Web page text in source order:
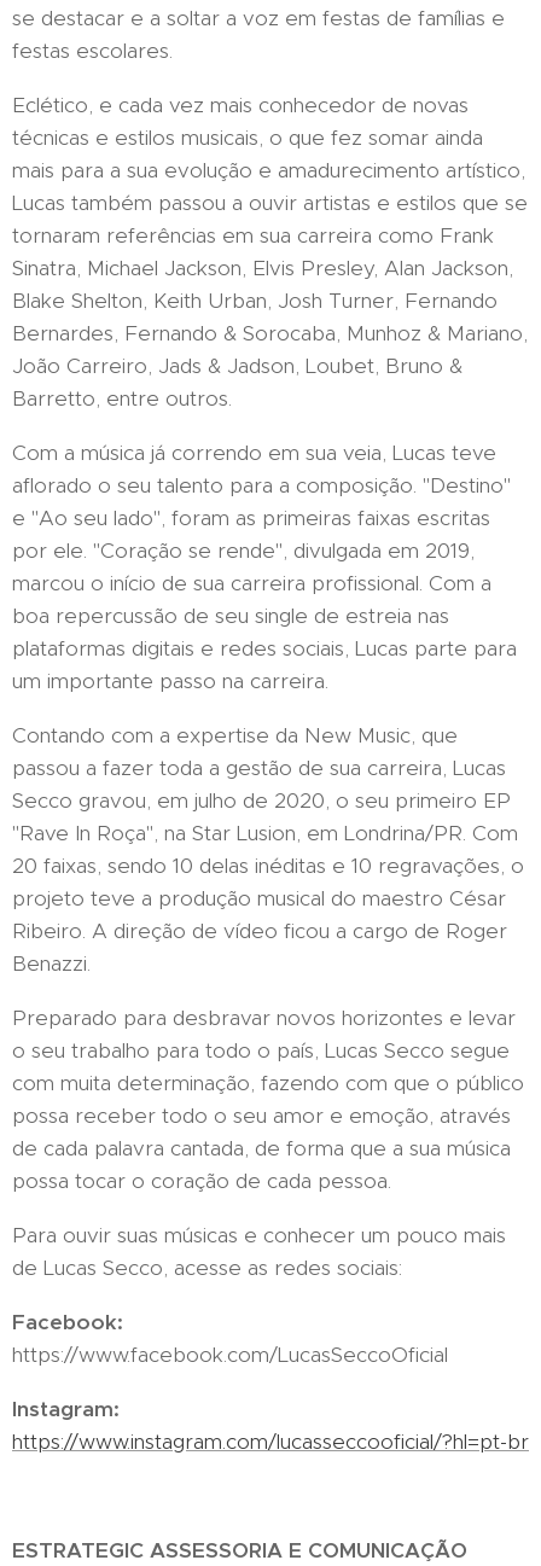
se destacar e a soltar a voz em festas de famílias e
festas escolares.
Eclético, e cada vez mais conhecedor de novas
técnicas e estilos musicais, o que fez somar ainda
mais para a sua evolução e amadurecimento artístico,
Lucas também passou a ouvir artistas e estilos que se
tornaram referências em sua carreira como Frank
Sinatra, Michael Jackson, Elvis Presley, Alan Jackson,
Blake Shelton, Keith Urban, Josh Turner, Fernando
Bernardes, Fernando & Sorocaba, Munhoz & Mariano,
João Carreiro, Jads & Jadson, Loubet, Bruno &
Barretto, entre outros.
Com a música já correndo em sua veia, Lucas teve
aflorado o seu talento para a composição. "Destino"
e "Ao seu lado", foram as primeiras faixas escritas
por ele. "Coração se rende", divulgada em 2019,
marcou o início de sua carreira profissional. Com a
boa repercussão de seu single de estreia nas
plataformas digitais e redes sociais, Lucas parte para
um importante passo na carreira.
Contando com a expertise da New Music, que
passou a fazer toda a gestão de sua carreira, Lucas
Secco gravou, em julho de 2020, o seu primeiro EP
"Rave In Roça", na Star Lusion, em Londrina/PR. Com
20 faixas, sendo 10 delas inéditas e 10 regravações, o
projeto teve a produção musical do maestro César
Ribeiro. A direção de vídeo ficou a cargo de Roger
Benazzi.
Preparado para desbravar novos horizontes e levar
o seu trabalho para todo o país, Lucas Secco segue
com muita determinação, fazendo com que o público
possa receber todo o seu amor e emoção, através
de cada palavra cantada, de forma que a sua música
possa tocar o coração de cada pessoa.
Para ouvir suas músicas e conhecer um pouco mais
de Lucas Secco, acesse as redes sociais:
Facebook:
https://www.facebook.com/LucasSeccoOficial
Instagram:
https://www.instagram.com/lucasseccooficial/?hl=pt-br
ESTRATEGIC ASSESSORIA E COMUNICAÇÃO